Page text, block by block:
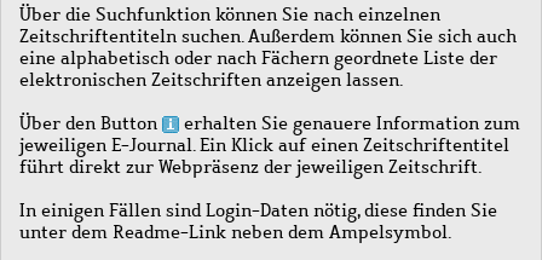
Über die Suchfunktion können Sie nach einzelnen
Zeitschriftentiteln suchen. Außerdem können Sie sich auch
eine alphabetisch oder nach Fächern geordnete Liste der
elektronischen Zeitschriften anzeigen lassen.
Über den Button
erhalten Sie genauere Information zum
jeweiligen E-Journal. Ein Klick auf einen Zeitschriftentitel
führt direkt zur Webpräsenz der jeweiligen Zeitschrift.
In einigen Fällen sind Login-Daten nötig, diese finden Sie
unter dem Readme-Link neben dem Ampelsymbol.